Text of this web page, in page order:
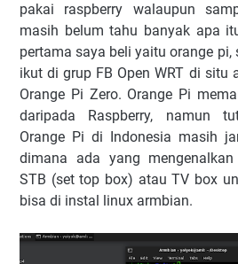
pakai raspberry walaupun
masih belum tahu banyak apa
pertama saya beli yaitu orange pi,
ikut di grup FB Open WRT di situ
Orange Pi Zero. Orange Pi
daripada Raspberry, namun
Orange Pi di Indonesia masih
dimana ada yang
STB (set top box) atau TV box
bisa di instal linux armbian.